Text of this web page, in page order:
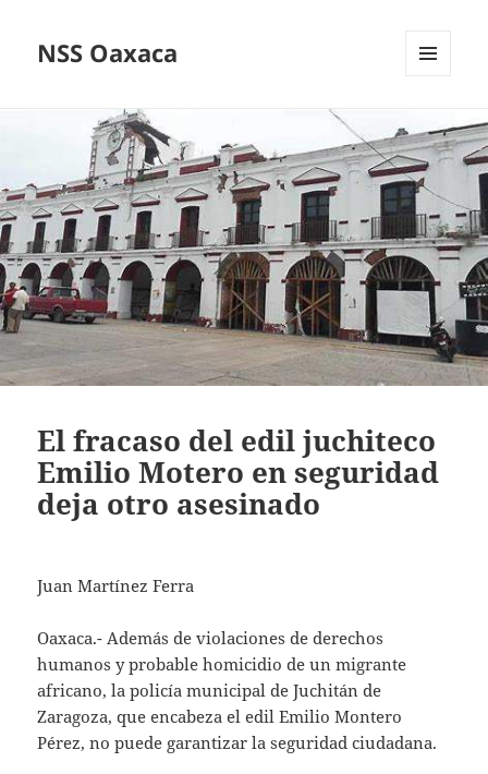
NSS Oaxaca
WIDGETS
El fracaso del edil juchiteco
Emilio Motero en seguridad
deja otro asesinado
Juan Martínez Ferra
Oaxaca.- Además de violaciones de derechos
humanos y probable homicidio de un migrante
africano, la policía municipal de Juchitán de
Zaragoza, que encabeza el edil Emilio Montero
Pérez, no puede garantizar la seguridad ciudadana.